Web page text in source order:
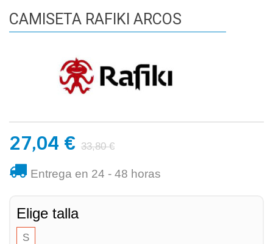
CAMISETA RAFIKI ARCOS
27,04 € 33,80 €
Entrega en 24 - 48 horas
Elige talla
S